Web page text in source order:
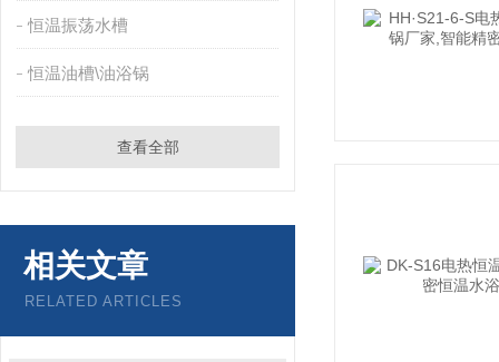
恒温振荡水槽
恒温油槽\油浴锅
查看全部
相关文章
RELATED ARTICLES